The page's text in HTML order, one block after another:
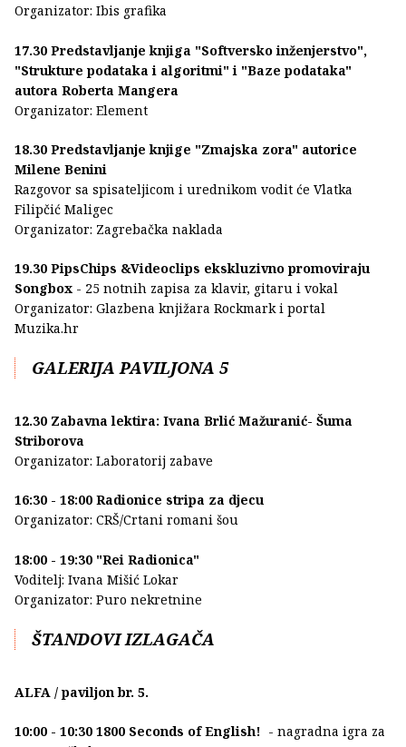
Organizator: Ibis grafika
17.30 Predstavljanje knjiga "Softversko inženjerstvo",
"Strukture podataka i algoritmi" i "Baze podataka"
autora Roberta Mangera
Organizator: Element
18.30 Predstavljanje knjige "Zmajska zora" autorice
Milene Benini
Razgovor sa spisateljicom i urednikom vodit će Vlatka
Filipčić Maligec
Organizator: Zagrebačka naklada
19.30 PipsChips &Videoclips ekskluzivno promoviraju
Songbox - 25 notnih zapisa za klavir, gitaru i vokal
Organizator: Glazbena knjižara Rockmark i portal
Muzika.hr
GALERIJA PAVILJONA 5
12.30 Zabavna lektira: Ivana Brlić Mažuranić- Šuma
Striborova
Organizator: Laboratorij zabave
16:30 - 18:00 Radionice stripa za djecu
Organizator: CRŠ/Crtani romani šou
18:00 - 19:30 "Rei Radionica"
Voditelj: Ivana Mišić Lokar
Organizator: Puro nekretnine
ŠTANDOVI IZLAGAČA
ALFA / paviljon br. 5.
10:00 - 10:30 1800 Seconds of English! - nagradna igra za